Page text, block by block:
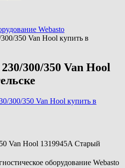
Webasto
350 Van Hool купить в
300/350 Van Hool
Van Hool 1319945A Старый
оборудование Webasto